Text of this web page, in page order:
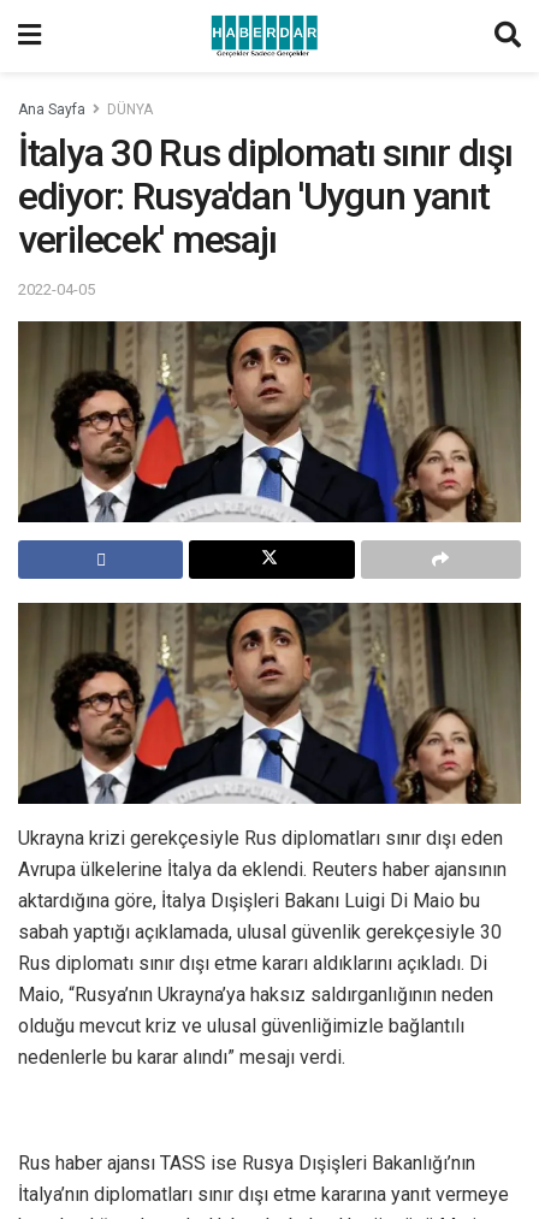
Ana Sayfa DÜNYA
İtalya 30 Rus diplomatı sınır dışı
ediyor: Rusya'dan 'Uygun yanıt
verilecek' mesajı
2022-04-05
Ukrayna krizi gerekçesiyle Rus diplomatları sınır dışı eden
Avrupa ülkelerine İtalya da eklendi. Reuters haber ajansının
aktardığına göre, İtalya Dışişleri Bakanı Luigi Di Maio bu
sabah yaptığı açıklamada, ulusal güvenlik gerekçesiyle 30
Rus diplomatı sınır dışı etme kararı aldıklarını açıkladı. Di
Maio, “Rusya’nın Ukrayna’ya haksız saldırganlığının neden
olduğu mevcut kriz ve ulusal güvenliğimizle bağlantılı
nedenlerle bu karar alındı” mesajı verdi.
Rus haber ajansı TASS ise Rusya Dışişleri Bakanlığı’nın
İtalya’nın diplomatları sınır dışı etme kararına yanıt vermeye